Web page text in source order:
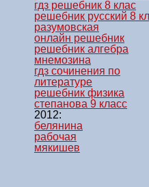
гдз решебник 8 клас
решебник русский 8
разумовская
онлайн решебник
решебник алгебра
мнемозина
гдз сочинения по
литературе
решебник физика
степанова 9 класс
2012:
белянина
рабочая
мякишев